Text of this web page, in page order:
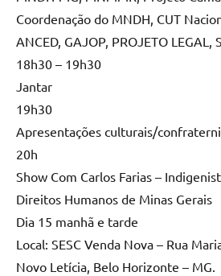
Coordenação do MNDH, CUT
ANCED, GAJOP, PROJETO LEGAL,
18h30 – 19h30
Jantar
19h30
Apresentações culturais/
20h
Show Com Carlos Farias –
Direitos Humanos de Minas Gerais
Dia 15 manhã e tarde
Local: SESC Venda Nova – Rua
Novo Letícia, Belo Horizonte – MG.